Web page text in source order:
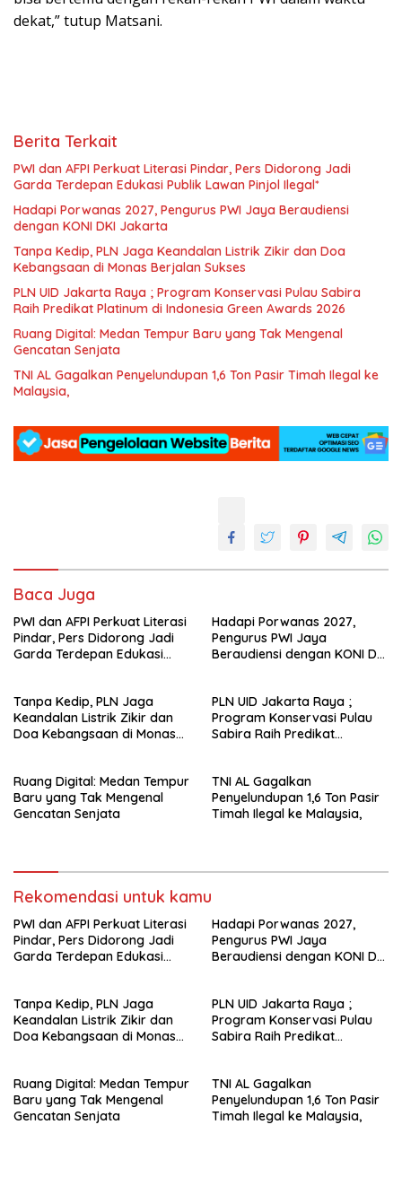
dekat,” tutup Matsani.
Berita Terkait
PWI dan AFPI Perkuat Literasi Pindar, Pers Didorong Jadi
Garda Terdepan Edukasi Publik Lawan Pinjol Ilegal*
Hadapi Porwanas 2027, Pengurus PWI Jaya Beraudiensi
dengan KONI DKI Jakarta
Tanpa Kedip, PLN Jaga Keandalan Listrik Zikir dan Doa
Kebangsaan di Monas Berjalan Sukses
PLN UID Jakarta Raya ; Program Konservasi Pulau Sabira
Raih Predikat Platinum di Indonesia Green Awards 2026
Ruang Digital: Medan Tempur Baru yang Tak Mengenal
Gencatan Senjata
TNI AL Gagalkan Penyelundupan 1,6 Ton Pasir Timah Ilegal ke
Malaysia,
Baca Juga
PWI dan AFPI Perkuat Literasi
Pindar, Pers Didorong Jadi
Garda Terdepan Edukasi
Hadapi Porwanas 2027,
Pengurus PWI Jaya
Beraudiensi dengan KONI DKI
Tanpa Kedip, PLN Jaga
Keandalan Listrik Zikir dan
Doa Kebangsaan di Monas
PLN UID Jakarta Raya ;
Program Konservasi Pulau
Sabira Raih Predikat
Ruang Digital: Medan Tempur
Baru yang Tak Mengenal
Gencatan Senjata
TNI AL Gagalkan
Penyelundupan 1,6 Ton Pasir
Timah Ilegal ke Malaysia,
Rekomendasi untuk kamu
PWI dan AFPI Perkuat Literasi
Pindar, Pers Didorong Jadi
Garda Terdepan Edukasi
Hadapi Porwanas 2027,
Pengurus PWI Jaya
Beraudiensi dengan KONI DKI
Tanpa Kedip, PLN Jaga
Keandalan Listrik Zikir dan
Doa Kebangsaan di Monas
PLN UID Jakarta Raya ;
Program Konservasi Pulau
Sabira Raih Predikat
Ruang Digital: Medan Tempur
Baru yang Tak Mengenal
Gencatan Senjata
TNI AL Gagalkan
Penyelundupan 1,6 Ton Pasir
Timah Ilegal ke Malaysia,